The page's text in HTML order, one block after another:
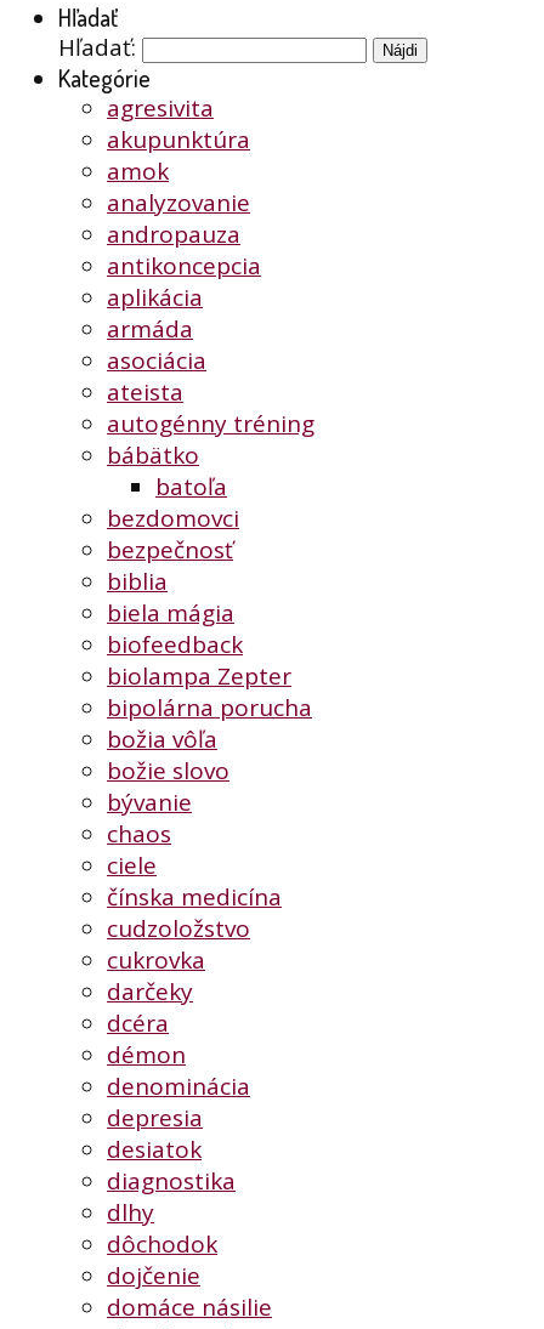
Hľadať
Hľadať:
Kategórie
agresivita
akupunktúra
amok
analyzovanie
andropauza
antikoncepcia
aplikácia
armáda
asociácia
ateista
autogénny tréning
bábätko
batoľa
bezdomovci
bezpečnosť
biblia
biela mágia
biofeedback
biolampa Zepter
bipolárna porucha
božia vôľa
božie slovo
bývanie
chaos
ciele
čínska medicína
cudzoložstvo
cukrovka
darčeky
dcéra
démon
denominácia
depresia
desiatok
diagnostika
dlhy
dôchodok
dojčenie
domáce násilie